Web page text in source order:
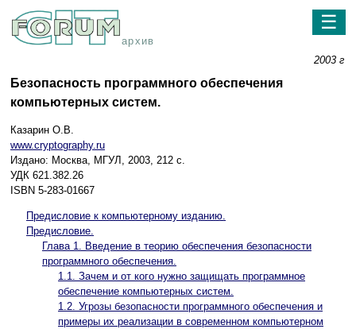
архив
☰
2003 г
Безопасность программного обеспечения
компьютерных систем.
Казарин О.В.
www.cryptography.ru
Издано: Москва, МГУЛ, 2003, 212 с.
УДК 621.382.26
ISBN 5-283-01667
Предисловие к компьютерному изданию.
Предисловие.
Глава 1. Введение в теорию обеспечения безопасности
программного обеспечения.
1.1. Зачем и от кого нужно защищать программное
обеспечение компьютерных систем.
1.2. Угрозы безопасности программного обеспечения и
примеры их реализации в современном компьютерном